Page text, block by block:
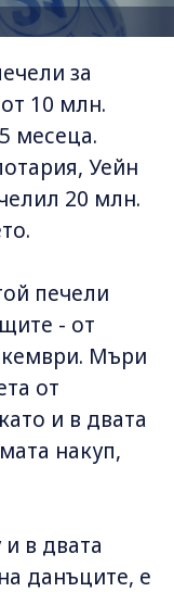
за
10 млн.
месеца.
Уейн
20 млн.
печели
- от
Мъри
от
и в двата
накуп,
в двата
данъците, е